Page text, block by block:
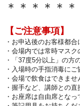
＊＊＊＊＊
【ご注意事項】
・お申込後のお客様都
・会場内では常時マスク
・「37度5分以上」の方
・入場時の手指消毒にご
・会場で飲食はできませ
・握手など、講師との直
・お座席は自由席となっ